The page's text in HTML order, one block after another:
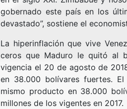
gobernado este país en los
devastado”, sostiene el
La hiperinflación que vive
ceros que Maduro le quitó al
vigencia el 20 de agosto de
en 38.000 bolívares fuertes.
mismo producto en 38.000
millones de los vigentes en 2017.